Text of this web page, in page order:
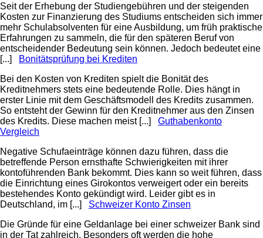
Seit der Erhebung der Studiengebühren und der steigenden
Kosten zur Finanzierung des Studiums entscheiden sich immer
mehr Schulabsolventen für eine Ausbildung, um früh praktische
Erfahrungen zu sammeln, die für den späteren Beruf von
entscheidender Bedeutung sein können. Jedoch bedeutet eine
[...]
Bonitätsprüfung bei Krediten
Bei den Kosten von Krediten spielt die Bonität des
Kreditnehmers stets eine bedeutende Rolle. Dies hängt in
erster Linie mit dem Geschäftsmodell des Kredits zusammen.
So entsteht der Gewinn für den Kreditnehmer aus den Zinsen
des Kredits. Diese machen meist [...] Guthabenkonto
Vergleich
Negative Schufaeinträge können dazu führen, dass die
betreffende Person ernsthafte Schwierigkeiten mit ihrer
kontoführenden Bank bekommt. Dies kann so weit führen, dass
die Einrichtung eines Girokontos verweigert oder ein bereits
bestehendes Konto gekündigt wird. Leider gibt es in
Deutschland, im [...] Schweizer Konto Zinsen
Die Gründe für eine Geldanlage bei einer schweizer Bank sind
in der Tat zahlreich. Besonders oft werden die hohe